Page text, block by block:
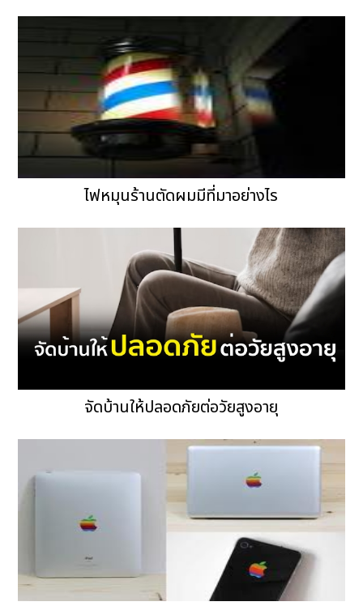
ไฟหมุนร้านตัดผมมีที่มาอย่างไร
จัดบ้านให้ปลอดภัยต่อวัยสูงอายุ